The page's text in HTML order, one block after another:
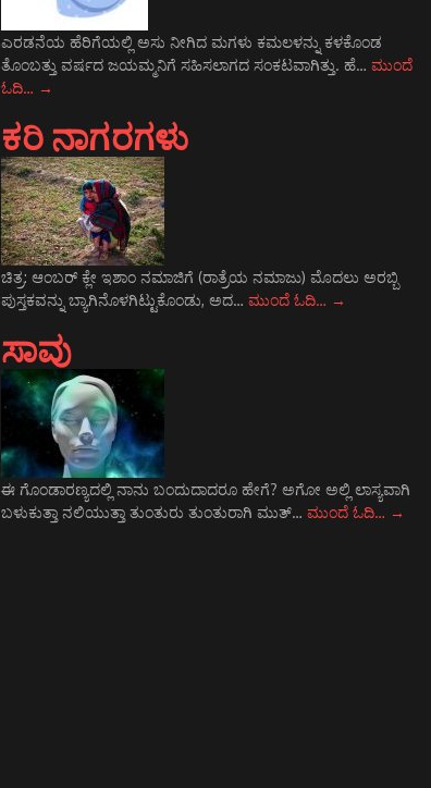
ಎರಡನೆಯ ಹೆರಿಗೆಯಲ್ಲಿ ಅಸು ನೀಗಿದ ಮಗಳು ಕಮಲಳನ್ನು ಕಳಕೊಂಡ
ತೊಂಬತ್ತು ವರ್ಷದ ಜಯಮ್ಮನಿಗೆ ಸಹಿಸಲಾಗದ ಸಂಕಟವಾಗಿತ್ತು. ಹೆ… ಮುಂದೆ
ಓದಿ… →
ಕರಿ ನಾಗರಗಳು
ಚಿತ್ರ: ಆಂಬರ್‍ ಕ್ಲೇ ಇಶಾಂ ನಮಾಜಿಗೆ (ರಾತ್ರೆಯ ನಮಾಜು) ಮೊದಲು ಅರಬ್ಬಿ
ಪುಸ್ತಕವನ್ನು ಬ್ಯಾಗಿನೊಳಗಿಟ್ಟುಕೊಂಡು, ಅದ… ಮುಂದೆ ಓದಿ… →
ಸಾವು
ಈ ಗೊಂಡಾರಣ್ಯದಲ್ಲಿ ನಾನು ಬಂದುದಾದರೂ ಹೇಗೆ? ಅಗೋ ಅಲ್ಲಿ ಲಾಸ್ಯವಾಗಿ
ಬಳುಕುತ್ತಾ ನಲಿಯುತ್ತಾ ತುಂತುರು ತುಂತುರಾಗಿ ಮುತ್… ಮುಂದೆ ಓದಿ… →